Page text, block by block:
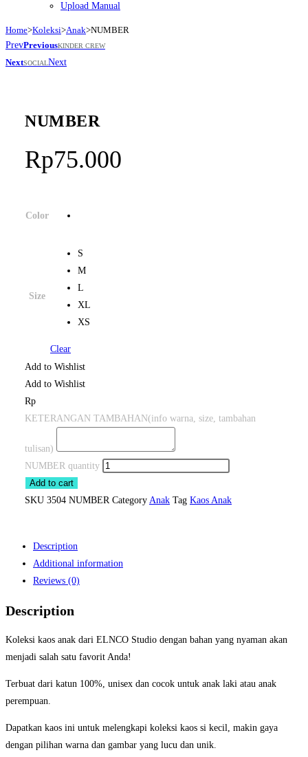
Upload Manual
Home>Koleksi>Anak>NUMBER
PrevPreviousKINDER CREW
NextSOCIALNext
NUMBER
Rp75.000
Color
Size
S
M
L
XL
XS
Clear
Add to Wishlist
Add to Wishlist
Rp
KETERANGAN TAMBAHAN(info warna, size, tambahan
tulisan)
NUMBER quantity
Add to cart
SKU 3504 NUMBER Category Anak Tag Kaos Anak
Description
Additional information
Reviews (0)
Description
Koleksi kaos anak dari ELNCO Studio dengan bahan yang nyaman akan
menjadi salah satu favorit Anda!
Terbuat dari katun 100%, unisex dan cocok untuk anak laki atau anak
perempuan.
Dapatkan kaos ini untuk melengkapi koleksi kaos si kecil, makin gaya
dengan pilihan warna dan gambar yang lucu dan unik.